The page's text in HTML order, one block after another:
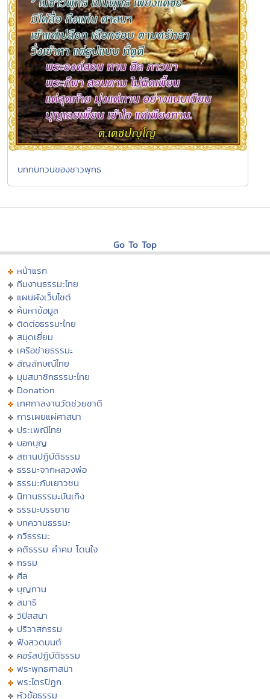
บททบทวนของชาวพุทธ
Go To Top
หน้าแรก
ทีมงานธรรมะไทย
แผนผังเว็บไซต์
ค้นหาข้อมูล
ติดต่อธรรมะไทย
สมุดเยี่ยม
เครือข่ายธรรมะ
สัญลักษณ์ไทย
มุมสมาชิกธรรมะไทย
Donation
เทศกาลงานวัดช่วยชาติ
การเผยแผ่ศาสนา
ประเพณีไทย
บอกบุญ
สถานปฏิบัติธรรม
ธรรมะจากหลวงพ่อ
ธรรมะกับเยาวชน
นิทานธรรมะบันเทิง
ธรรมะบรรยาย
บทความธรรมะ
กวีธรรมะ
คติธรรม คำคม โดนใจ
กรรม
ศีล
บุญทาน
สมาธิ
วิปัสสนา
ปริวาสกรรม
ฟังสวดมนต์
คอร์สปฏิบัติธรรม
พระพุทธศาสนา
พระไตรปิฏก
หัวข้อธรรม